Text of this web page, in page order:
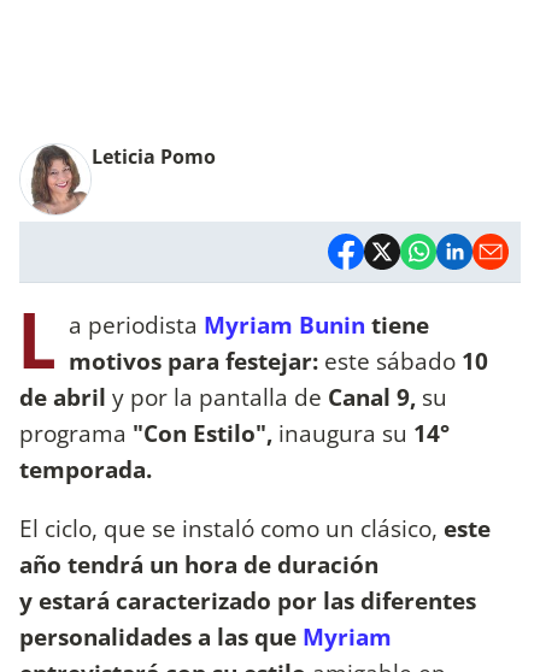
Leticia Pomo
L a periodista Myriam Bunin tiene
motivos para festejar: este sábado 10
de abril y por la pantalla de Canal 9, su
programa "Con Estilo", inaugura su 14°
temporada.
El ciclo, que se instaló como un clásico, este
año tendrá un hora de duración
y estará caracterizado por las diferentes
personalidades a las que Myriam